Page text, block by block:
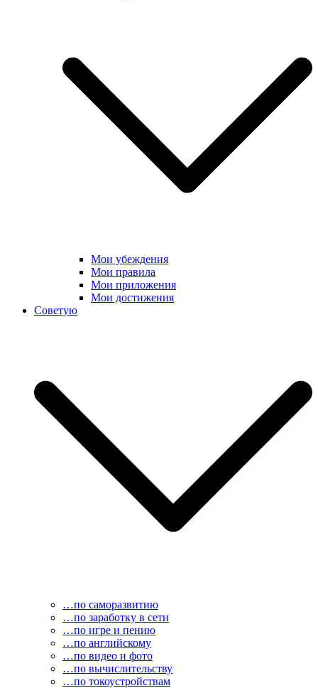
Мои убеждения
Мои правила
Мои приложения
Мои достижения
Советую
…по саморазвитию
…по заработку в сети
…по игре и пению
…по английскому
…по видео и фото
…по вычислительству
…по токоустройствам